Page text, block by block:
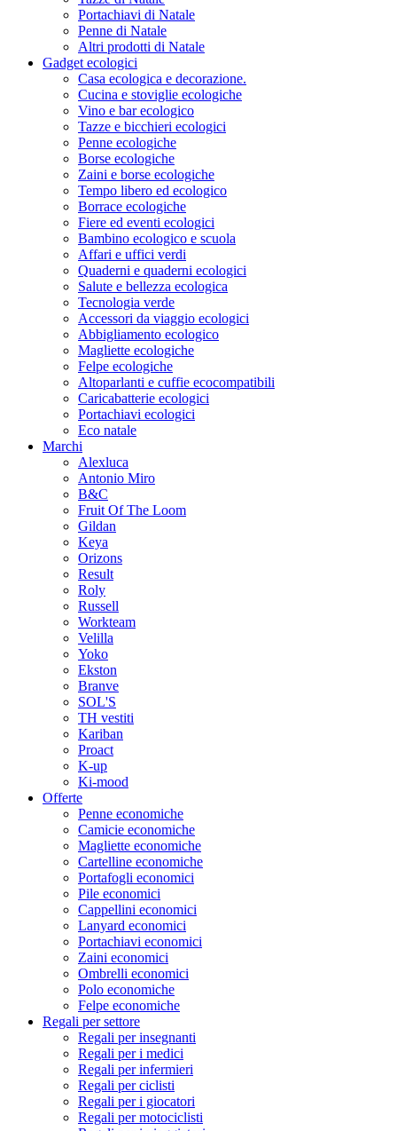
Portachiavi di Natale
Penne di Natale
Altri prodotti di Natale
Gadget ecologici
Casa ecologica e decorazione.
Cucina e stoviglie ecologiche
Vino e bar ecologico
Tazze e bicchieri ecologici
Penne ecologiche
Borse ecologiche
Zaini e borse ecologiche
Tempo libero ed ecologico
Borrace ecologiche
Fiere ed eventi ecologici
Bambino ecologico e scuola
Affari e uffici verdi
Quaderni e quaderni ecologici
Salute e bellezza ecologica
Tecnologia verde
Accessori da viaggio ecologici
Abbigliamento ecologico
Magliette ecologiche
Felpe ecologiche
Altoparlanti e cuffie ecocompatibili
Caricabatterie ecologici
Portachiavi ecologici
Eco natale
Marchi
Alexluca
Antonio Miro
B&C
Fruit Of The Loom
Gildan
Keya
Orizons
Result
Roly
Russell
Workteam
Velilla
Yoko
Ekston
Branve
SOL'S
TH vestiti
Kariban
Proact
K-up
Ki-mood
Offerte
Penne economiche
Camicie economiche
Magliette economiche
Cartelline economiche
Portafogli economici
Pile economici
Cappellini economici
Lanyard economici
Portachiavi economici
Zaini economici
Ombrelli economici
Polo economiche
Felpe economiche
Regali per settore
Regali per insegnanti
Regali per i medici
Regali per infermieri
Regali per ciclisti
Regali per i giocatori
Regali per motociclisti